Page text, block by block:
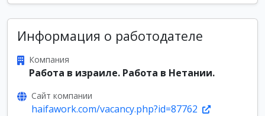
Информация о работодателе
Компания
Работа в израиле. Работа в Нетании.
Сайт компании
haifawork.com/vacancy.php?id=87762